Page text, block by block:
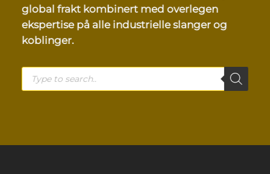
global frakt kombinert med overlegen
ekspertise på alle industrielle slanger og
koblinger.
Products
search